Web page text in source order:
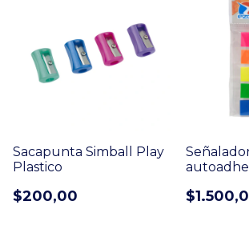
Sacapunta Simball Play
Plastico
$200,00